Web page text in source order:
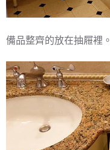
備品整齊的放在抽屜裡。